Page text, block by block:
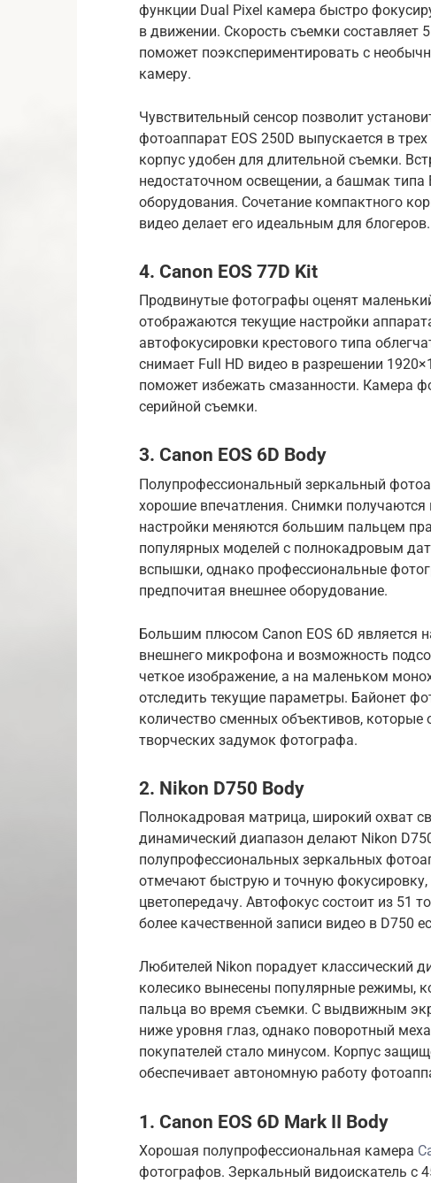
функции Dual Pixel камера быстро
в движении. Скорость съемки составляет
поможет поэкспериментировать с
камеру.
Чувствительный сенсор позволит
фотоаппарат EOS 250D выпускается в
корпус удобен для длительной съемки.
недостаточном освещении, а башмак типа
оборудования. Сочетание компактного
видео делает его идеальным для блогеров.
4. Canon EOS 77D Kit
Продвинутые фотографы оценят
отображаются текущие настройки
автофокусировки крестового типа
снимает Full HD видео в разрешении
поможет избежать смазанности. Камера
серийной съемки.
3. Canon EOS 6D Body
Полупрофессиональный зеркальный
хорошие впечатления. Снимки получаются
настройки меняются большим пальцем
популярных моделей с полнокадровым
вспышки, однако профессиональные
предпочитая внешнее оборудование.
Большим плюсом Canon EOS 6D является
внешнего микрофона и возможность
четкое изображение, а на маленьком
отследить текущие параметры. Байонет
количество сменных объективов, которые
творческих задумок фотографа.
2. Nikon D750 Body
Полнокадровая матрица, широкий охват
динамический диапазон делают Nikon
полупрофессиональных зеркальных
отмечают быструю и точную
цветопередачу. Автофокус состоит из 51
более качественной записи видео в D750
Любителей Nikon порадует классический
колесико вынесены популярные режимы,
пальца во время съемки. С выдвижным
ниже уровня глаз, однако поворотный
покупателей стало минусом. Корпус
обеспечивает автономную работу
1. Canon EOS 6D Mark II Body
Хорошая полупрофессиональная камера
фотографов. Зеркальный видоискатель с